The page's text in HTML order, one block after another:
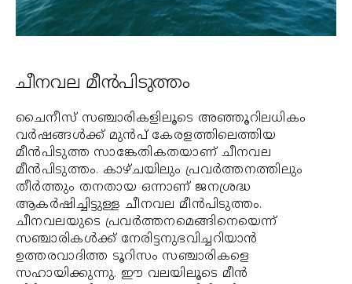
ചീനവല മീന്‍പിടുത്തം
ചൈനീസ് സഞ്ചാരികളിലൂടെ അഞ്ഞൂറിലധികം
വര്‍ഷങ്ങള്‍ക്ക് മുന്‍പ് കേരളത്തിലെത്തിയ
മീന്‍പിടുത്ത സാങ്കേതികതയാണ് ചീനവല
മീന്‍പിടുത്തം. കാഴ്ചയിലും പ്രവര്‍ത്തനത്തിലും
തീര്‍ത്തും തനതായ ഒന്നാണ് ജനശ്രദ്ധ
ആകര്‍ഷിച്ചിട്ടുള്ള ചീനവല മീന്‍പിടുത്തം.
ചീനവലയുടെ പ്രവര്‍ത്തനമെങ്ങിനെയെന്ന്
സഞ്ചാരികള്‍ക്ക് നേരിട്ടനുഭവിച്ചറിയാന്‍
ഉത്തരവാദിത്ത ടൂറിസം സഞ്ചാരികളെ
സഹായിക്കുന്നു. ഈ വലയിലൂടെ മീന്‍